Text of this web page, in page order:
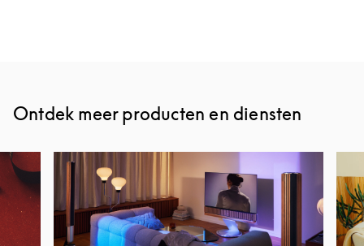
Ontdek meer producten en diensten